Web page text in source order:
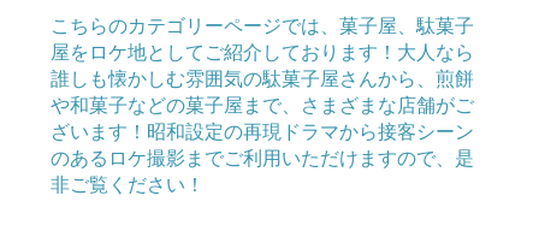
こちらのカテゴリーページでは、菓子屋、駄菓子
屋をロケ地としてご紹介しております！大人なら
誰しも懐かしむ雰囲気の駄菓子屋さんから、煎餅
や和菓子などの菓子屋まで、さまざまな店舗がご
ざいます！昭和設定の再現ドラマから接客シーン
のあるロケ撮影までご利用いただけますので、是
非ご覧ください！